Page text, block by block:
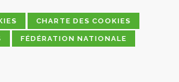
CHARTE DES COOKIES
FÉDÉRATION NATIONALE